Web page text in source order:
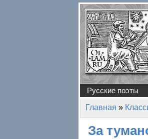
Перейти к основному содержанию
Русские поэты
Вы здесь
Главная »
За